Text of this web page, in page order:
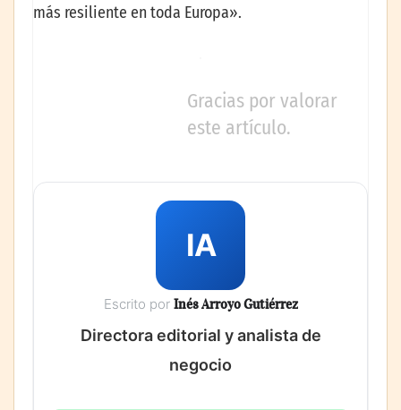
más resiliente en toda Europa».
Gracias por valorar
este artículo.
IA
Escrito por Inés Arroyo Gutiérrez
Directora editorial y analista de
negocio